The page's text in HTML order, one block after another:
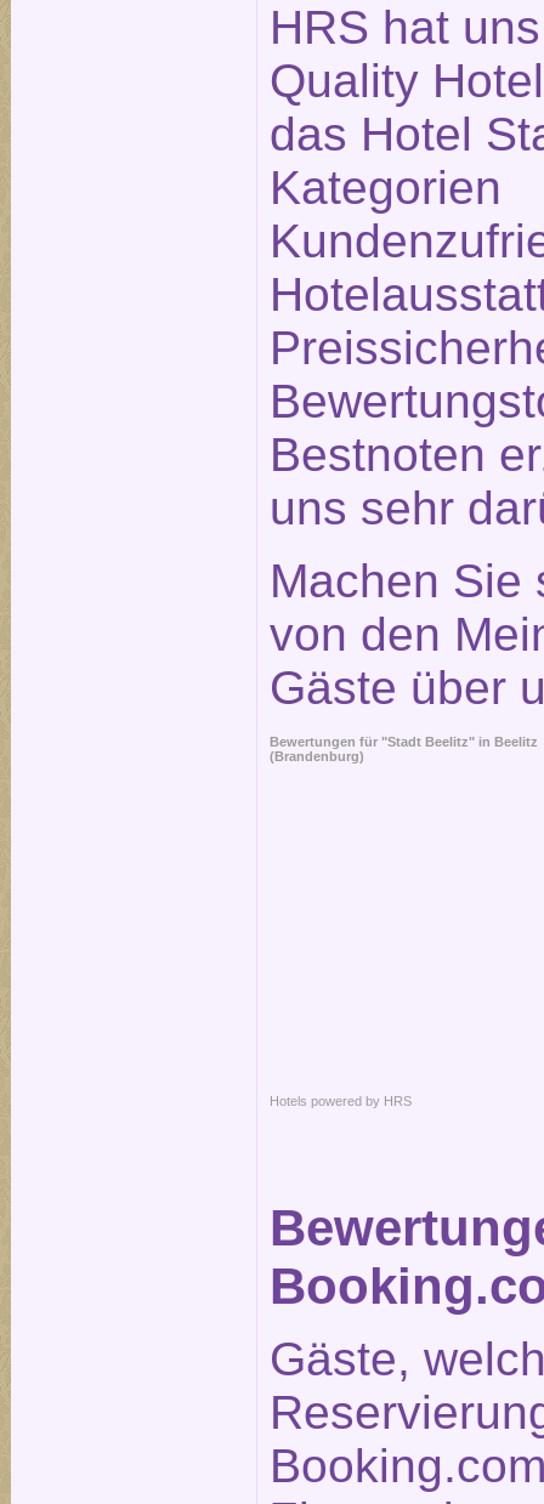
HRS hat
Quality
das Hotel
Kategorien
Bestnoten
uns sehr
Machen Sie
von den
Gäste über
Bewertungen für "Stadt Beelitz" in Beelitz
(Brandenburg)
Hotels powered by HRS
Gäste,